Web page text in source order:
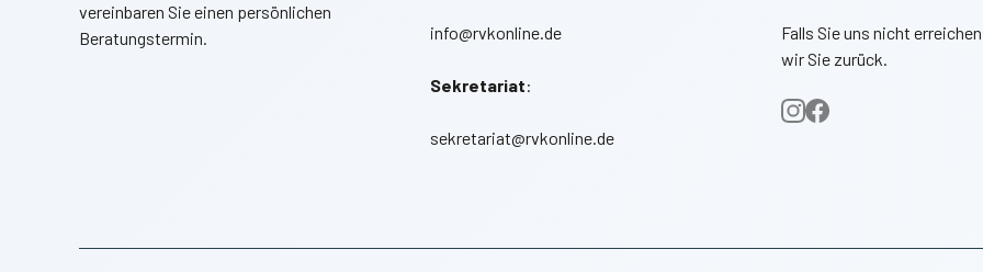
vereinbaren Sie einen persönlichen
Beratungstermin.
info@rvkonline.de
Sekretariat:
sekretariat@rvkonline.de
Falls Sie uns nicht
wir Sie zurück.